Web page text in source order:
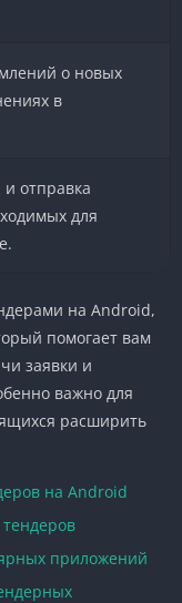
о новых
в
и отправка
для
на Android,
помогает вам
заявки и
важно для
расширить
на Android
приложений